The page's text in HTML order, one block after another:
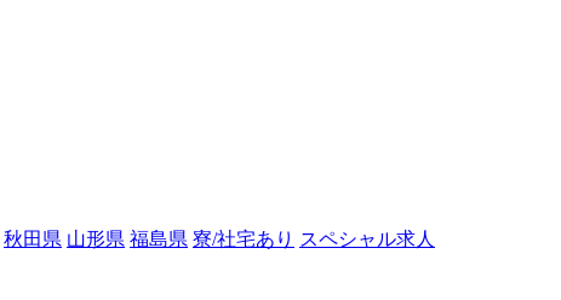
秋田県 山形県 福島県 寮/社宅あり スペシャル求人